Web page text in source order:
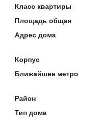
Класс квартиры
Площадь общая
Адрес дома
Корпус
Ближайшее метро
Район
Тип дома